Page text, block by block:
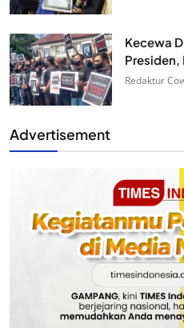
Kecewa
Presiden,
Redaktur
Advertisement